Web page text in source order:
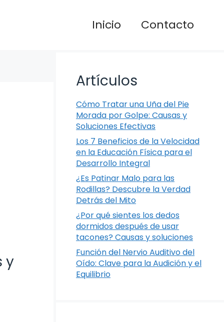
Inicio Contacto
y
Artículos
Cómo Tratar una Uña del Pie
Morada por Golpe: Causas y
Soluciones Efectivas
Los 7 Beneficios de la Velocidad
en la Educación Física para el
Desarrollo Integral
¿Es Patinar Malo para las
Rodillas? Descubre la Verdad
Detrás del Mito
¿Por qué sientes los dedos
dormidos después de usar
tacones? Causas y soluciones
Función del Nervio Auditivo del
Oído: Clave para la Audición y el
Equilibrio